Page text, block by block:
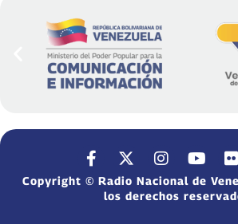
Copyright © Radio Nacional de
los derechos